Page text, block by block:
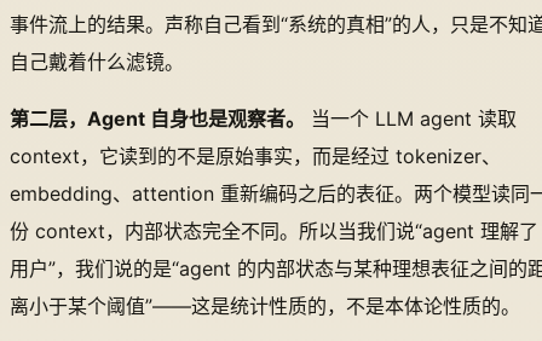
事件流上的结果。声称自己看到“系统的真相”的人，只是不知
自己戴着什么滤镜。
第二层，Agent 自身也是观察者。
当一个 LLM agent 读取
context，它读到的不是原始事实，而是经过 tokenizer、
embedding、attention 重新编码之后的表征。两个模型读同
份 context，内部状态完全不同。所以当我们说“agent 理解了
用户”，我们说的是“agent 的内部状态与某种理想表征之间的
离小于某个阈值”——这是统计性质的，不是本体论性质的。